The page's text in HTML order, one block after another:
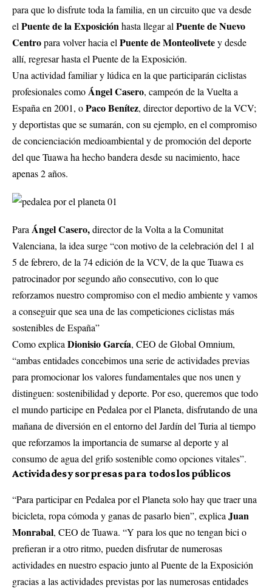
para que lo disfrute toda la familia, en un circuito que va desde
elPuente de la Exposiciónhasta llegar alPuente de Nuevo
Centropara volver hacia elPuente de Monteolivetey desde
allí, regresar hasta el Puente de la Exposición.
Una actividad familiar y lúdica en la que participarán ciclistas
profesionales comoÁngel Casero, campeón de la Vuelta a
España en 2001, oPaco Benítez, director deportivo de la VCV;
y deportistas que se sumarán, con su ejemplo, en el compromiso
de concienciación medioambiental y de promoción del deporte
del que Tuawa ha hecho bandera desde su nacimiento, hace
apenas 2 años.
ParaÁngel Casero,director de la Volta a la Comunitat
Valenciana, la idea surge “con motivo de la celebración del 1 al
5 de febrero, de la 74 edición de la VCV, de la que Tuawa es
patrocinador por segundo año consecutivo, con lo que
reforzamos nuestro compromiso con el medio ambiente y vamos
a conseguir que sea una de las competiciones ciclistas más
sostenibles de España”
Como explicaDionisio García, CEO de Global Omnium,
“ambas entidades concebimos una serie de actividades previas
para promocionar los valores fundamentales que nos unen y
distinguen: sostenibilidad y deporte. Por eso, queremos que todo
el mundo participe en Pedalea por el Planeta, disfrutando de una
mañana de diversión en el entorno del Jardín del Turia al tiempo
que reforzamos la importancia de sumarse al deporte y al
consumo de agua del grifo sostenible como opciones vitales”.
Actividades y sorpresas para todos los públicos
“Para participar en Pedalea por el Planeta solo hay que traer una
bicicleta, ropa cómoda y ganas de pasarlo bien”, explica Juan
Monrabal, CEO de Tuawa. “Y para los que no tengan bici o
prefieran ir a otro ritmo, pueden disfrutar de numerosas
actividades en nuestro espacio junto al Puente de la Exposición
gracias a las actividades previstas por las numerosas entidades